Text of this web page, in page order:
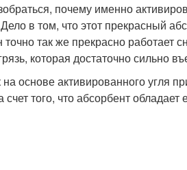
почему именно
в том, что этот прекрасный
так же прекрасно работает
которая достаточно сильно
основе активированного угля
счет того, что абсорбент